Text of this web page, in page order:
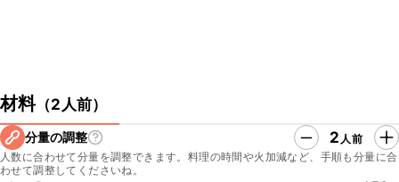
材料（2人前）
分量の調整 2 人前
人数に合わせて分量を調整できます。料理の時間や火加減など、手順も分量に合
わせて調整してくださいね。